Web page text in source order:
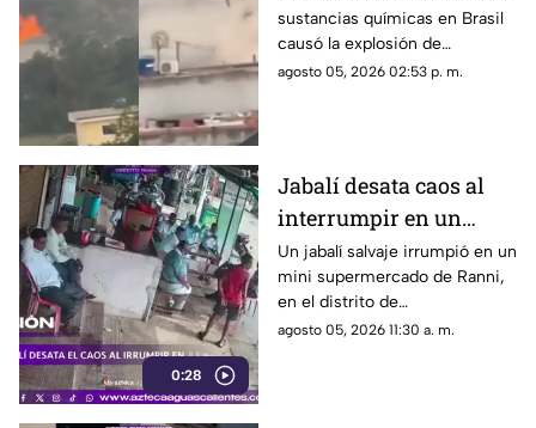
incendio en una
fábrica
sustancias químicas en Brasil
causó la explosión de
alcantarillas; el momento
agosto 05, 2026 02:53 p. m.
0:28
Jabalí desata caos al
interrumpir en un
comercio y embiste a
un hombre
Un jabalí salvaje irrumpió en un
mini supermercado de Ranni,
en el distrito de
Pathanamthitta, Kerala, India,
agosto 05, 2026 11:30 a. m.